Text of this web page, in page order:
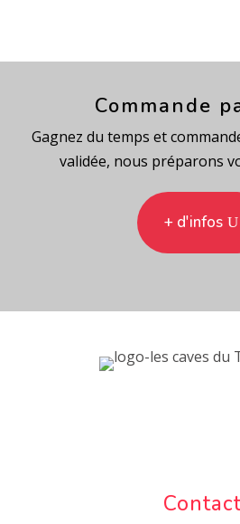
Commande
Gagnez du temps et
validée, nous préparons
+ d'infos